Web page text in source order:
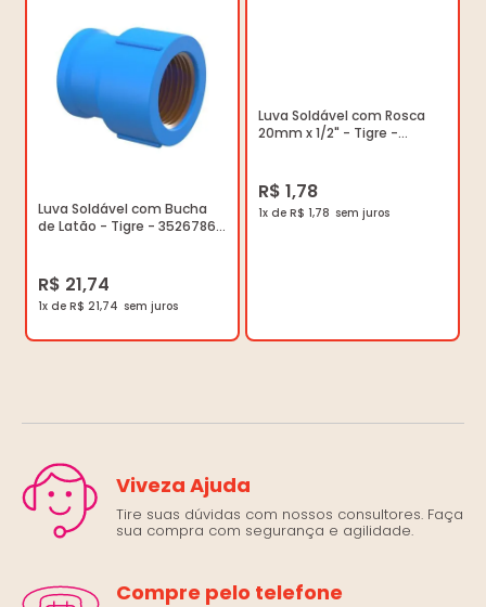
Luva Soldável com Bucha
de Latão - Tigre - 35267867
R$ 21,74
1x de R$ 21,74
Luva Soldável com Rosca
20mm x 1/2" - Tigre -
R$ 1,78
1x de R$ 1,78
Viveza Ajuda
Tire suas dúvidas com nossos consultores. Faça
sua compra com segurança e agilidade.
Compre pelo telefone